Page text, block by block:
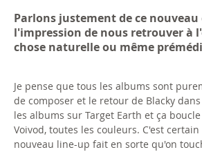
Parlons justement de ce
l'impression de nous retrouver à
chose naturelle ou même
Je pense que tous les albums sont
de composer et le retour de Blacky
les albums sur Target Earth et ça
Voivod, toutes les couleurs. C'est
nouveau line-up fait en sorte qu'on